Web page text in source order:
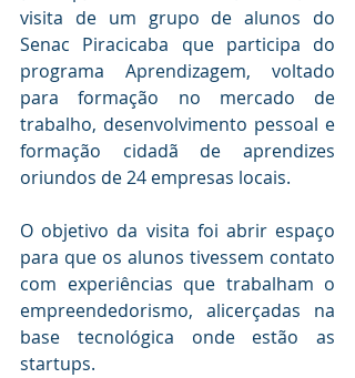
visita de um grupo de alunos do
Senac Piracicaba que participa do
programa Aprendizagem, voltado
para formação no mercado de
trabalho, desenvolvimento pessoal e
formação cidadã de aprendizes
oriundos de 24 empresas locais.
O objetivo da visita foi abrir espaço
para que os alunos tivessem contato
com experiências que trabalham o
empreendedorismo, alicerçadas na
base tecnológica onde estão as
startups.